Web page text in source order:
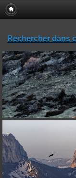
Rechercher dans